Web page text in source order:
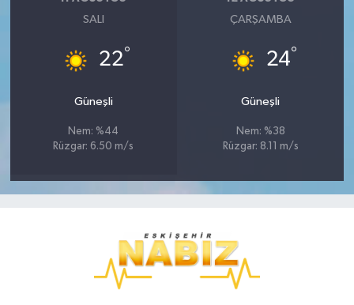
SALI
22°
Güneşli
Nem: %44
Rüzgar: 6.50 m/s
ÇARŞAMBA
24°
Güneşli
Nem: %38
Rüzgar: 8.11 m/s